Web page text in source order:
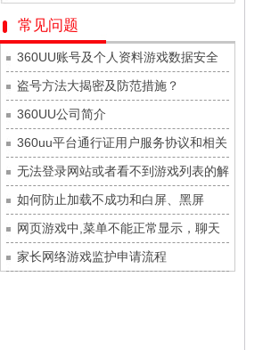
寻龙英雄
每日新服
今日 10:00点
魔物迷宫
城防三国志
每日新服
今日 10:00点
九梦仙域
每日新服
今日 10:00点
豌豆大作战
每日新服
灵魂序章
每日新服
今日 10:00点
冒险守护
每日新服
今日 10:00点
绝地苍穹
每日新服
今日 10:00点
代号斩
每日新服
今日 10:00点
异星战舰
每日新服
今日 10:00点
常见问题
360UU账号及个人资料游戏数据安全
盗号方法大揭密及防范措施？
360UU公司简介
360uu平台通行证用户服务协议和相关
的条款和条件
无法登录网站或者看不到游戏列表的解
决方法
如何防止加载不成功和白屏、黑屏
网页游戏中,菜单不能正常显示，聊天
及其它功能不能正常使用的解决办法
家长网络游戏监护申请流程